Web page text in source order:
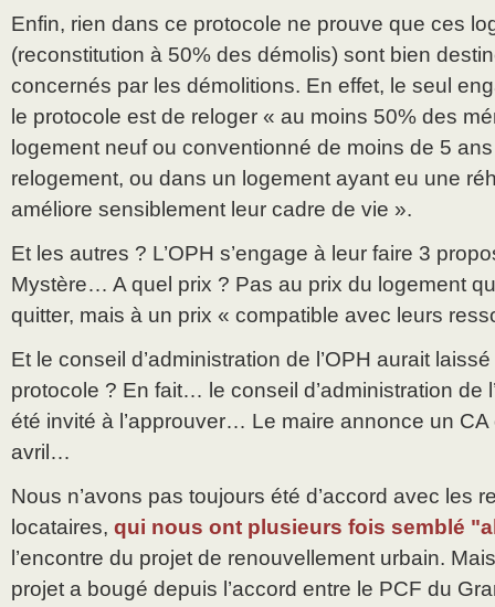
Enfin, rien dans ce protocole ne prouve que ces
(reconstitution à 50% des démolis) sont bien
concernés par les démolitions. En effet, le seul
le protocole est de reloger « au moins 50% des
logement neuf ou conventionné de moins de 5
relogement, ou dans un logement ayant eu une
améliore sensiblement leur cadre de vie ».
Et les autres ? L’OPH s’engage à leur faire 3
Mystère… A quel prix ? Pas au prix du logement
quitter, mais à un prix « compatible avec leurs
Et le conseil d’administration de l’OPH aurait
protocole ? En fait… le conseil d’administration de
été invité à l’approuver… Le maire annonce un CA
avril…
Nous n’avons pas toujours été d’accord avec les
locataires, qui nous ont plusieurs fois semblé
l’encontre du projet de renouvellement urbain.
projet a bougé depuis l’accord entre le PCF du